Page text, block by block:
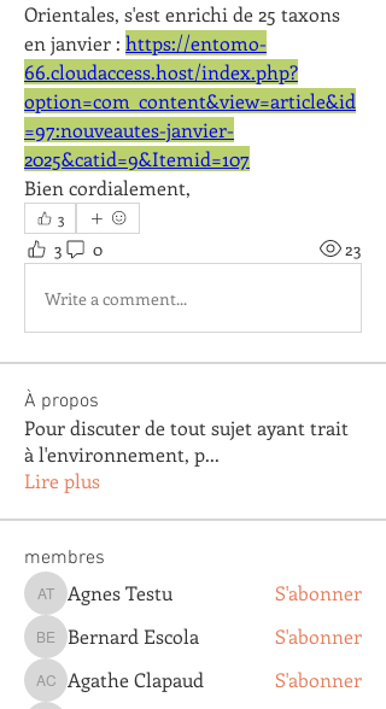
Orientales, s'est enrichi de 25 taxons
en janvier : https://entomo-
66.cloudaccess.host/index.php?
option=com_content&view=article&id
=97:nouveautes-janvier-
2025&catid=9&Itemid=107
Bien cordialement,
3
3 0 23
Write a comment...
À propos
Pour discuter de tout sujet ayant trait
à l'environnement, p...
Lire plus
membres
Agnes Testu
Agnes Testu S'abonner
Bernard Escola
Bernard Escola S'abonner
Agathe Clapaud
Agathe Clapaud S'abonner